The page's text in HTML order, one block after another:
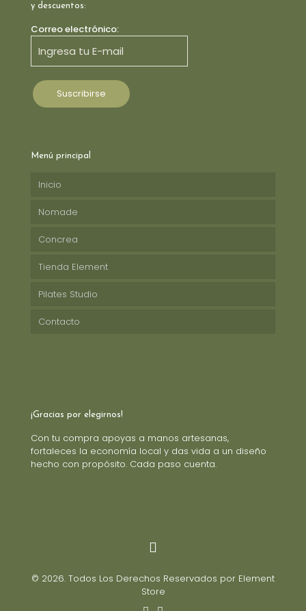
y descuentos:
Correo electrónico:
Menú principal
Inicio
Nomade
Concrea
Tienda Element
Pilates Studio
Contacto
¡Gracias por elegirnos!
Con tu compra apoyas a manos artesanas,
fortaleces la economía local y das vida a un diseño
hecho con propósito. Cada paso cuenta.
© 2026. Todos Los Derechos Reservados por Element
Store